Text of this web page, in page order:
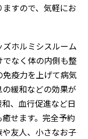
すので、気軽にお
ホルミシスルーム
なく体の内側も整
疫力を上げて病気
緩和などの効果が
、血行促進など日
せます。完全予約
友人、小さなお子